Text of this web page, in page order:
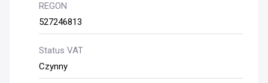
REGON
527246813
Status VAT
Czynny